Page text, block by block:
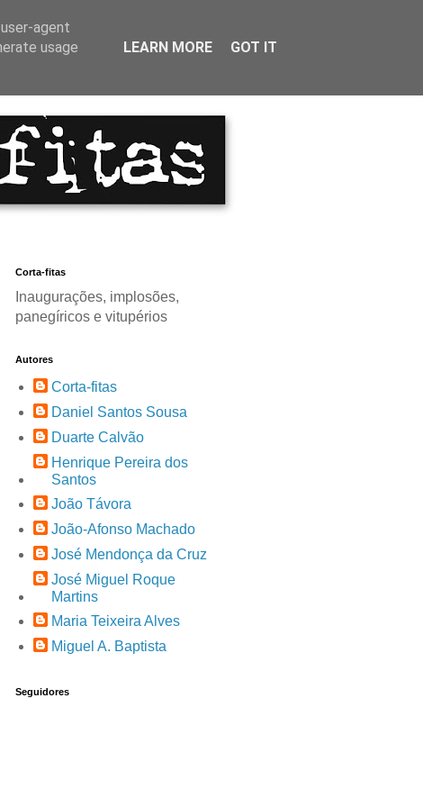
Corta-fitas
Inaugurações, implosões,
panegíricos e vitupérios
Autores
Corta-fitas
Daniel Santos Sousa
Duarte Calvão
Henrique Pereira dos
Santos
João Távora
João-Afonso Machado
José Mendonça da Cruz
José Miguel Roque
Martins
Maria Teixeira Alves
Miguel A. Baptista
Seguidores
agent
usage
LEARN MORE GOT IT